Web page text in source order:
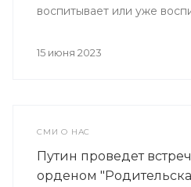
воспитывает или уже
15 июня 2023
СМИ О НАС
Путин проведет
орденом